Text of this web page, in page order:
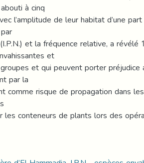
à cinq
l’amplitude de leur habitat d’une
et la fréquence relative, a révélé
et
et qui peuvent porter préjudice
par la
comme risque de propagation dans
les conteneurs de plants lors des